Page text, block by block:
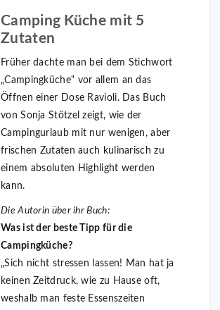
Camping Küche mit 5
Zutaten
Früher dachte man bei dem Stichwort
„Campingküche“ vor allem an das
Öffnen einer Dose Ravioli. Das Buch
von Sonja Stötzel zeigt, wie der
Campingurlaub mit nur wenigen, aber
frischen Zutaten auch kulinarisch zu
einem absoluten Highlight werden
kann.
Die Autorin über ihr Buch:
Was ist der beste Tipp für die
Campingküche?
„Sich nicht stressen lassen! Man hat ja
keinen Zeitdruck, wie zu Hause oft,
weshalb man feste Essenszeiten